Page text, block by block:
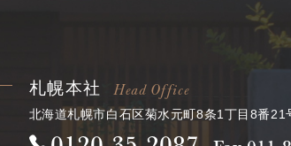
札幌本社 Head Office
北海道札幌市白石区菊水元町8条1丁目8番21